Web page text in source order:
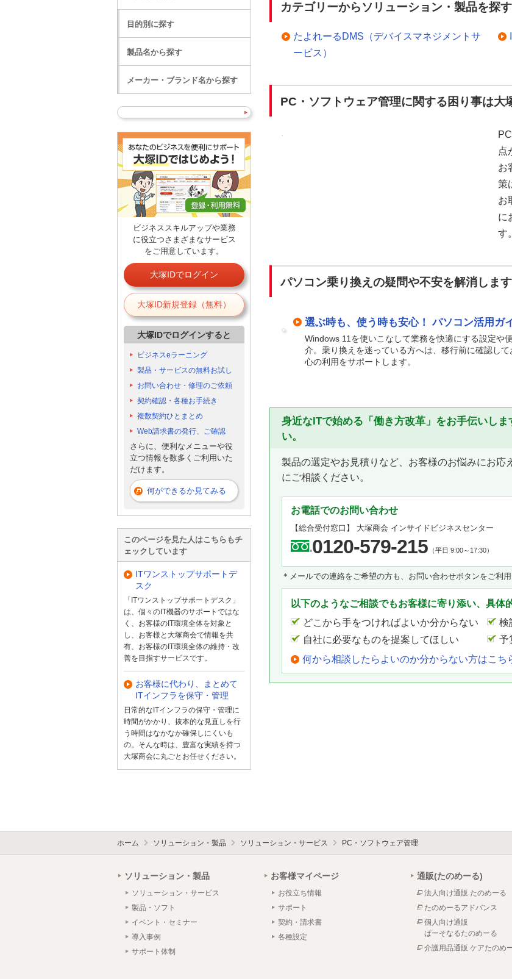
カテゴリーからソリューション・製品を探す
たよれーるDMS（デバイスマネジメントサ
ービス）
PC・ソフトウェア管理に関する困り事は大
点
お
策
お
に
す。
パソコン乗り換えの疑問や不安を解消しま
選ぶ時も、使う時も安心！ パソコン活用ガ
Windows 11を使いこなして業務を快適にする設定や
介。乗り換えを迷っている方へは、移行前に確認し
心の利用をサポートします。
身近なITで始める「働き方改革」をお手伝いしま
い。
製品の選定やお見積りなど、お客様のお悩みにお応
にご相談ください。
お電話でのお問い合わせ
【総合受付窓口】 大塚商会 インサイドビジネスセンター
0120-579-215 （平日 9:00～17:30）
＊メールでの連絡をご希望の方も、お問い合わせボタンをご利用
以下のようなご相談でもお客様に寄り添い、具体
どこから手をつければよいか分からない
検
自社に必要なものを提案してほしい
予
何から相談したらよいのか分からない方はこち
目的別に探す
製品名から探す
メーカー・ブランド名から探す
ビジネススキルアップや業務
に役立つさまざまなサービス
をご用意しています。
大塚IDでログイン
大塚ID新規登録（無料）
大塚IDでログインすると
ビジネスeラーニング
製品・サービスの無料お試し
お問い合わせ・修理のご依頼
契約確認・各種お手続き
複数契約ひとまとめ
Web請求書の発行、ご確認
さらに、便利なメニューや役
立つ情報を数多くご利用いた
だけます。
何ができるか見てみる
このページを見た人はこちらもチ
ェックしています
ITワンストップサポートデ
スク
「ITワンストップサポートデスク」
は、個々のIT機器のサポートではな
く、お客様のIT環境全体を対象と
し、お客様と大塚商会で情報を共
有、お客様のIT環境全体の維持・改
善を目指すサービスです。
お客様に代わり、まとめて
ITインフラを保守・管理
日常的なITインフラの保守・管理に
時間がかかり、抜本的な見直しを行
う時間はなかなか確保しにくいも
の。そんな時は、豊富な実績を持つ
大塚商会に丸ごとお任せください。
ホーム ソリューション・製品 ソリューション・サービス PC・ソフトウェア管理
ソリューション・製品
ソリューション・サービス
製品・ソフト
イベント・セミナー
導入事例
サポート体制
お客様マイページ
お役立ち情報
サポート
契約・請求書
各種設定
通販(たのめーる)
法人向け通販 たのめーる
たのめーるアドバンス
個人向け通販
ぱーそなるたのめーる
介護用品通販 ケアたのめ